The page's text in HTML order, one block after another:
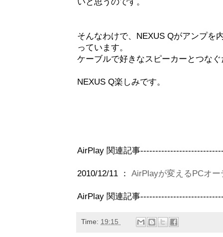
そんなわけで、NEXUS Qがアンプを
っています。
ケーブルで好きなスピーカーとつな
NEXUS Q楽しみです。
AirPlay 関連記事
2010/12/11 ： AirPlayが変えるPCオー
AirPlay 関連記事
Time: 19:15